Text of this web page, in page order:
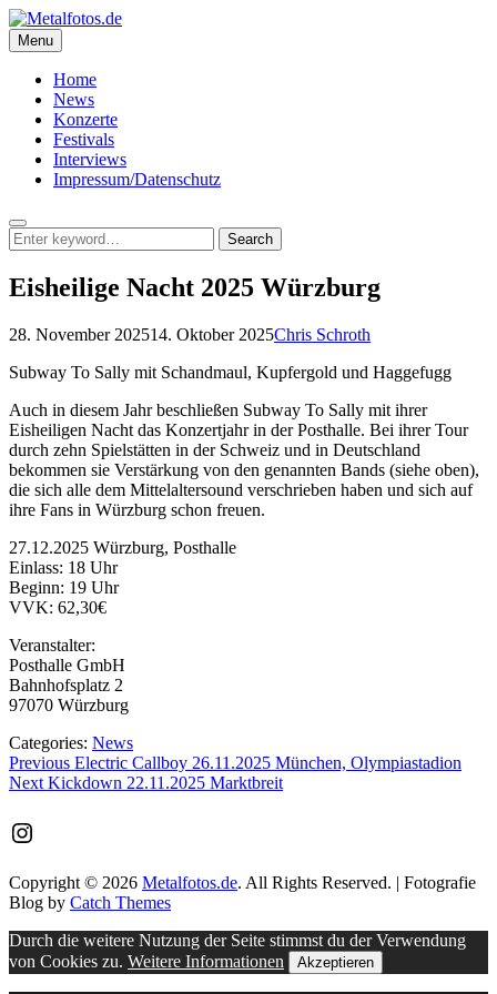
Skip
to
content
Metalfotos.de
Menu
Home
News
Konzerte
Festivals
Interviews
Impressum/Datenschutz
Search
Search
for:
Search
Eisheilige Nacht 2025 Würzburg
Posted
28. November 202514. Oktober 2025by
Chris Schroth
Subway To Sally mit Schandmaul, Kupfergold und Haggefugg
Auch in diesem Jahr beschließen Subway To Sally mit ihrer
Eisheiligen Nacht das Konzertjahr in der Posthalle. Bei ihrer Tour
durch zehn Spielstätten in der Schweiz und in Deutschland
bekommen sie Verstärkung von den genannten Bands (siehe oben),
die sich alle dem Mittelaltersound verschrieben haben und sich auf
ihre Fans in Würzburg schon freuen.
27.12.2025 Würzburg, Posthalle
Einlass: 18 Uhr
Beginn: 19 Uhr
VVK: 62,30€
Veranstalter:
Posthalle GmbH
Bahnhofsplatz 2
97070 Würzburg
Categories: News
Beitragsnavigation
Previous Previous
post:
Electric Callboy 26.11.2025 München, Olympiastadion
Next Next
Kickdown 22.11.2025 Marktbreit
Instagram
Copyright © 2026 Metalfotos.de. All Rights Reserved. | Fotografie
Blog by Catch Themes
Up
Durch die weitere Nutzung der Seite stimmst du der Verwendung
von Cookies zu. Weitere Informationen Akzeptieren